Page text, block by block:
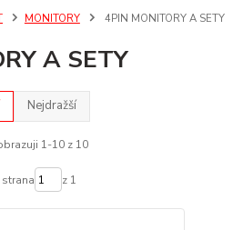
MONITORY 4PIN MONITORY A SETY
A SETY
Nejdražší
1-10 z 10
strana z 1